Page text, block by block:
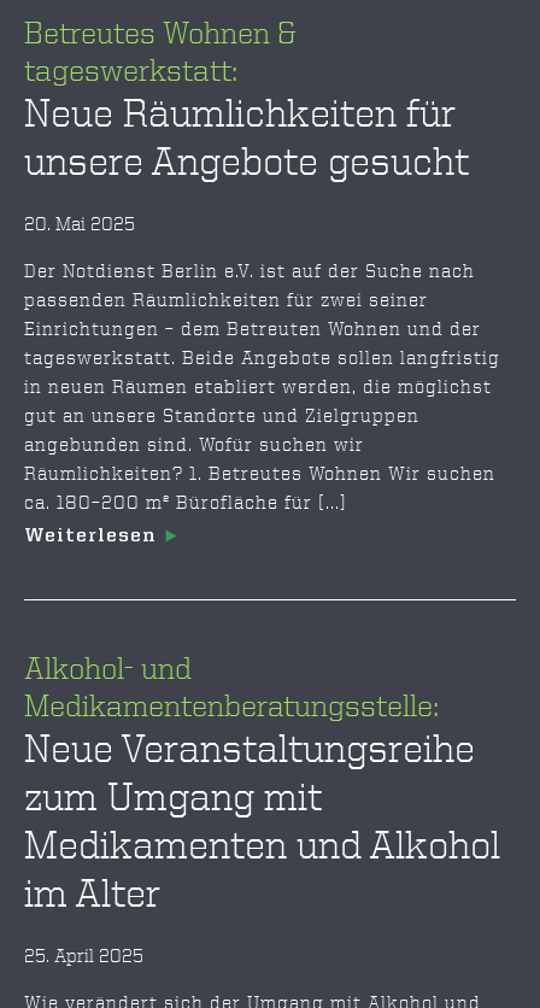
Betreutes Wohnen &
tageswerkstatt:
Neue Räumlichkeiten für
unsere Angebote gesucht
20. Mai 2025
Der Notdienst Berlin e.V. ist auf der Suche nach
passenden Räumlichkeiten für zwei seiner
Einrichtungen – dem Betreuten Wohnen und der
tageswerkstatt. Beide Angebote sollen langfristig
in neuen Räumen etabliert werden, die möglichst
gut an unsere Standorte und Zielgruppen
angebunden sind. Wofür suchen wir
Räumlichkeiten? 1. Betreutes Wohnen Wir suchen
ca. 180–200 m² Bürofläche für [...]
Weiterlesen
Alkohol- und
Medikamentenberatungsstelle:
Neue Veranstaltungsreihe
zum Umgang mit
Medikamenten und Alkohol
im Alter
25. April 2025
Wie verändert sich der Umgang mit Alkohol und